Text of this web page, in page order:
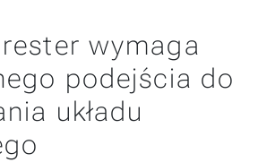
wymaga
podejścia do
układu